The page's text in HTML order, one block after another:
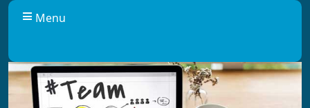
Menu
Panneau de gestion des cookies